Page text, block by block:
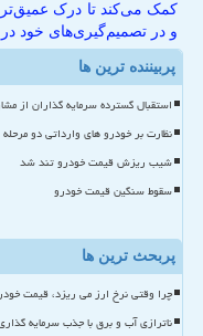
کمک می‌کند تا درک
و در تصمیم‌گیری‌های خود
پربیننده ترین ها
استقبال گسترده سرمایه گذاران از
نظارت بر خودرو های وارداتی دو
شیب ریزش قیمت خودرو تند شد
سقوط سنگین قیمت خودرو
پربحث ترین ها
چرا وقتی نرخ ارز می ریزد، قیمت
ناترازی آب و برق با جذب سرمایه